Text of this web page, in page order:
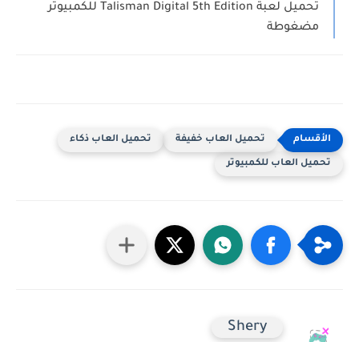
تحميل لعبة Talisman Digital 5th Edition للكمبيوتر
مضغوطة
تحميل العاب خفيفة تحميل العاب ذكاء
تحميل العاب للكمبيوتر
Shery